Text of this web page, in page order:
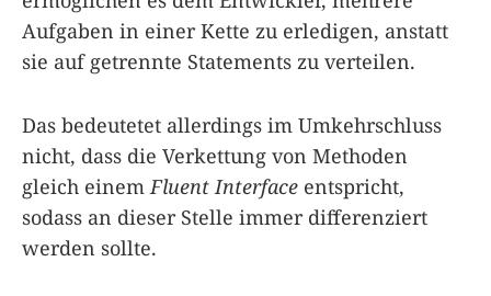
Aufgaben in einer Kette zu erledigen, anstatt
sie auf getrennte Statements zu verteilen.
Das bedeutetet allerdings im Umkehrschluss
nicht, dass die Verkettung von Methoden
gleich einem Fluent Interface entspricht,
sodass an dieser Stelle immer differenziert
werden sollte.